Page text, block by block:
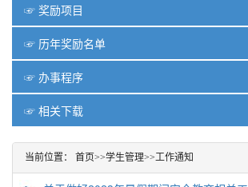
☞ 奖励项目
☞ 历年奖励名单
☞ 办事程序
☞ 相关下载
当前位置： 首页>>学生管理>>工作通知